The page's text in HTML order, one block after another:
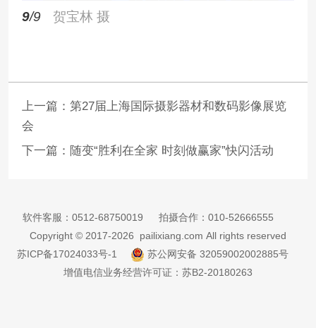
9/9 贺宝林 摄
上一篇：第27届上海国际摄影器材和数码影像展览
会
下一篇： 随变“胜利在全家 时刻做赢家”快闪活动
软件客服： 0512-68750019 拍摄合作： 010-52666555
Copyright © 2017-2026 pailixiang.com All rights reserved
苏ICP备17024033号-1
苏公网安备 32059002002885号
增值电信业务经营许可证：苏B2-20180263